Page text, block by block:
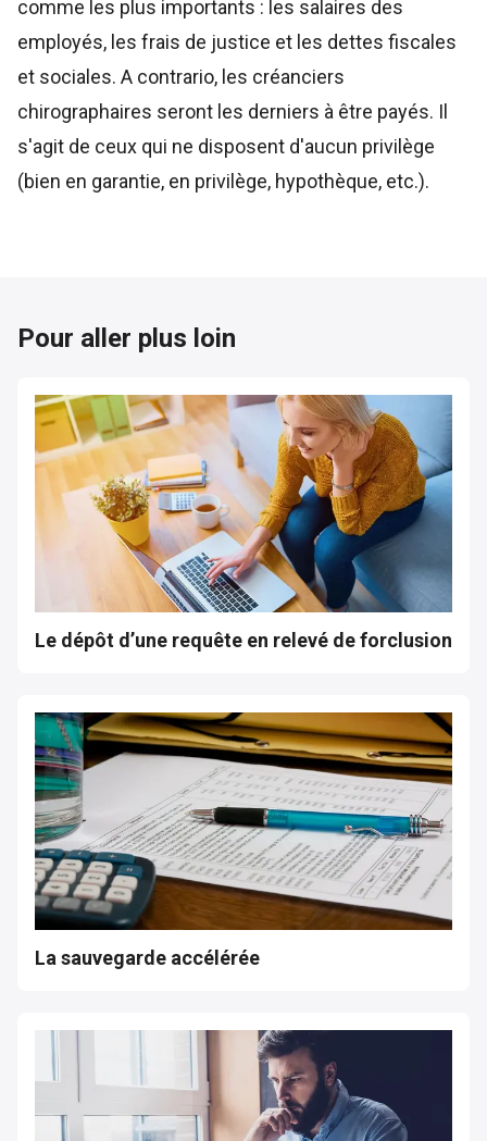
comme les plus importants : les salaires des
employés, les frais de justice et les dettes fiscales
et sociales. A contrario, les créanciers
chirographaires seront les derniers à être payés. Il
s'agit de ceux qui ne disposent d'aucun privilège
(bien en garantie, en privilège, hypothèque, etc.).
Pour aller plus loin
Le dépôt d’une requête en relevé de forclusion
La sauvegarde accélérée